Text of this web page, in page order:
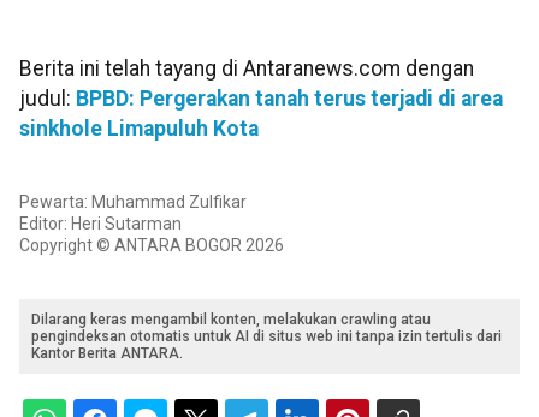
Berita ini telah tayang di Antaranews.com dengan
judul: BPBD: Pergerakan tanah terus terjadi di area
sinkhole Limapuluh Kota
Pewarta: Muhammad Zulfikar
Editor: Heri Sutarman
Copyright © ANTARA BOGOR 2026
Dilarang keras mengambil konten, melakukan crawling atau
pengindeksan otomatis untuk AI di situs web ini tanpa izin tertulis dari
Kantor Berita ANTARA.